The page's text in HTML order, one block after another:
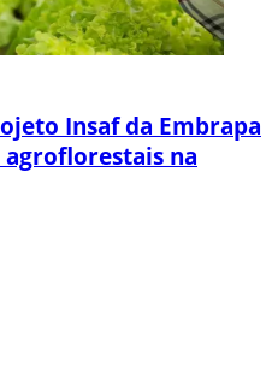
Insaf da Embrapa
na